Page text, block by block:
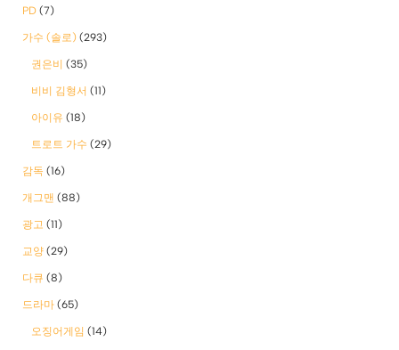
PD (7)
가수 (솔로) (293)
권은비 (35)
비비 김형서 (11)
아이유 (18)
트로트 가수 (29)
감독 (16)
개그맨 (88)
광고 (11)
교양 (29)
다큐 (8)
드라마 (65)
오징어게임 (14)